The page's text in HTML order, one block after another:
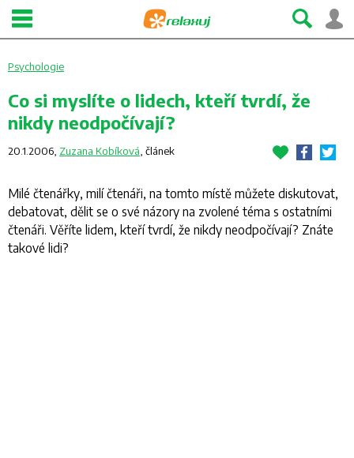
Psychologie
Co si myslíte o lidech, kteří tvrdí, že
nikdy neodpočívají?
20.1.2006, Zuzana Kobíková článek
Milé čtenářky, milí čtenáři, na tomto místě můžete diskutovat,
debatovat, dělit se o své názory na zvolené téma s ostatními
čtenáři. Věříte lidem, kteří tvrdí, že nikdy neodpočívají? Znáte
takové lidi?